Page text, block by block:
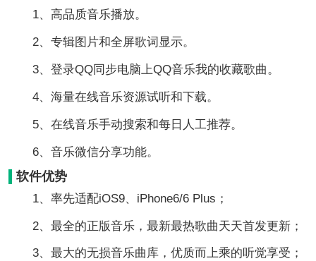
1、高品质音乐播放。
2、专辑图片和全屏歌词显示。
3、登录QQ同步电脑上QQ音乐我的收藏歌曲。
4、海量在线音乐资源试听和下载。
5、在线音乐手动搜索和每日人工推荐。
6、音乐微信分享功能。
软件优势
1、率先适配iOS9、iPhone6/6 Plus；
2、最全的正版音乐，最新最热歌曲天天首发更新；
3、最大的无损音乐曲库，优质而上乘的听觉享受；